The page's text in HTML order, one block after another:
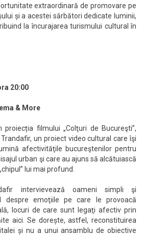
extraordinară de promovare pe
și a acestei sărbători dedicate luminii,
la încurajarea turismului cultural în
20:00
& More
filmului „Colţuri de Bucureşti”,
un proiect video cultural care îşi
afectivităţile bucureştenilor pentru
urban şi care au ajuns să alcătuiască
lui mai profund.
intervievează oameni simpli şi
despre emoţiile pe care le provoacă
locuri de care sunt legaţi afectiv prin
aici. Se dorește, astfel, reconstituirea
și nu a unui ansamblu de obiective